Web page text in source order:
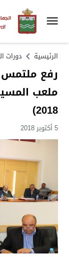
الرئيسية دورات
رفع ملتمس
ملعب
2018)
5 أكتوبر 2018